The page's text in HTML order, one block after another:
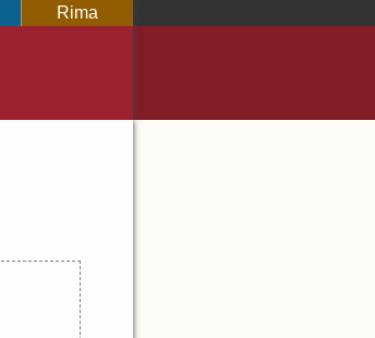
Rima